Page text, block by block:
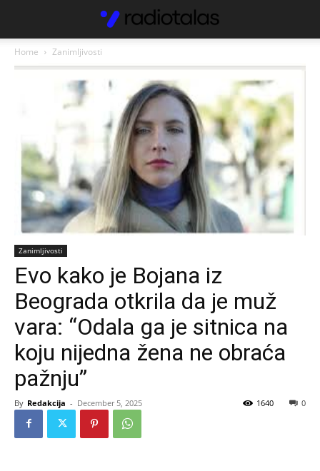
Home Zanimljivosti
Zanimljivosti
Evo kako je Bojana iz
Beograda otkrila da je muž
vara: “Odala ga je sitnica na
koju nijedna žena ne obraća
pažnju”
By Redakcija - December 5, 2025 0
1640